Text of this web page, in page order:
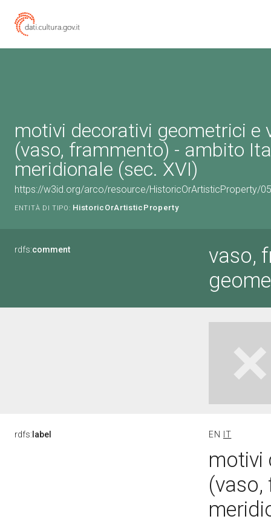
motivi decorativi geometrici e
(vaso, frammento) - ambito
meridionale (sec. XVI)
https://w3id.org/arco/resource/HistoricOrArtisticProperty/
ENTITÀ DI TIPO: HistoricOrArtisticProperty
rdfs:comment
vaso,
rdfs: label EN IT
motivi